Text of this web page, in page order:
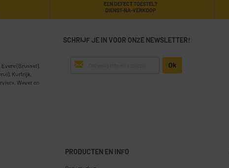
EEN DEFECT TOESTEL?
DIENST-NA-VERKOOP
Evere (Brussel),
, Kortrijk,
, Waveren
SCHRIJF JE IN VOOR ONZE NEWSLETTER!
Ok
PRODUCTEN EN INFO